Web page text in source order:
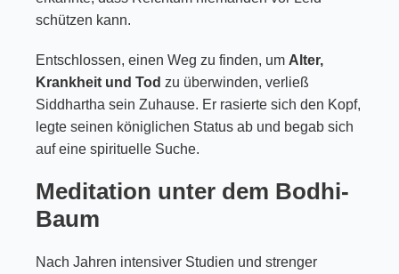
schützen kann.
Entschlossen, einen Weg zu finden, um Alter,
Krankheit und Tod zu überwinden, verließ
Siddhartha sein Zuhause. Er rasierte sich den Kopf,
legte seinen königlichen Status ab und begab sich
auf eine spirituelle Suche.
Meditation unter dem Bodhi-
Baum
Nach Jahren intensiver Studien und strenger